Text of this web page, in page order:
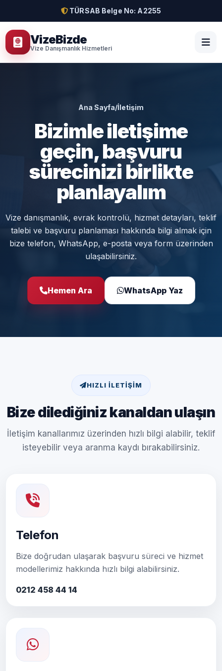
TÜRSAB Belge No: A2255
VizeBizde
Vize Danışmanlık Hizmetleri
Ana Sayfa/İletişim
Bizimle iletişime
geçin, başvuru
sürecinizi birlikte
planlayalım
Vize danışmanlık, evrak kontrolü, hizmet detayları, teklif
talebi ve başvuru planlaması hakkında bilgi almak için
bize telefon, WhatsApp, e-posta veya form üzerinden
ulaşabilirsiniz.
Hemen Ara WhatsApp Yaz
HIZLI İLETIŞIM
Bize dilediğiniz kanaldan ulaşın
İletişim kanallarımız üzerinden hızlı bilgi alabilir, teklif
isteyebilir veya aranma kaydı bırakabilirsiniz.
Telefon
Bize doğrudan ulaşarak başvuru süreci ve hizmet
modellerimiz hakkında hızlı bilgi alabilirsiniz.
0212 458 44 14